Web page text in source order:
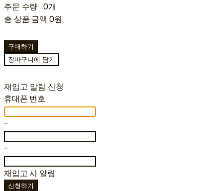
주문 수량 0개
총 상품 금액 0원
구매하기
장바구니에 담기
재입고 알림 신청
휴대폰 번호
-
-
재입고 시 알림
신청하기